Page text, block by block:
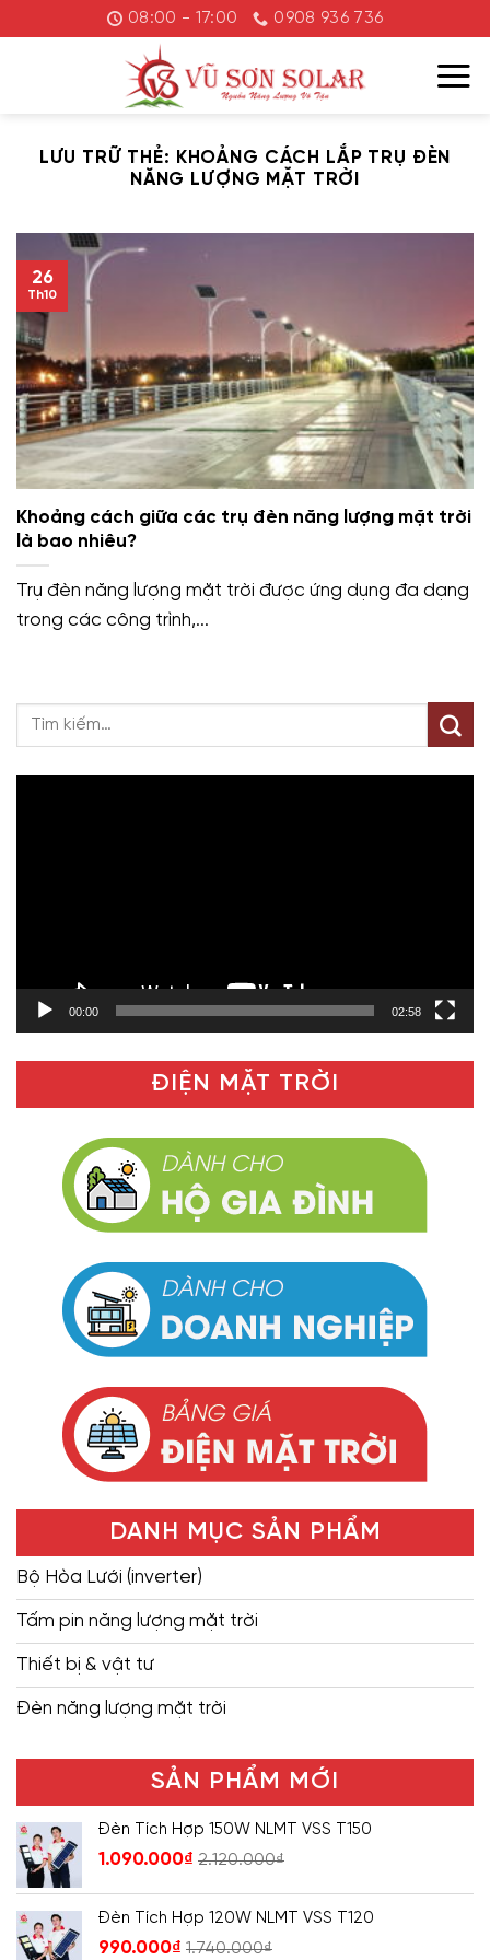
đến
08:00 - 17:00 0908 936 736
LƯU TRỮ THẺ: KHOẢNG CÁCH LẮP TRỤ ĐÈN
NĂNG LƯỢNG MẶT TRỜI
Khoảng cách giữa các trụ đèn năng lượng mặt trời
là bao nhiêu?
Trụ đèn năng lượng mặt trời được ứng dụng đa dạng
trong các công trình,...
26
Th10
00:00 02:58
ĐIỆN MẶT TRỜI
DANH MỤC SẢN PHẨM
Bộ Hòa Lưới (inverter)
Tấm pin năng lượng mặt trời
Thiết bị & vật tư
Đèn năng lượng mặt trời
SẢN PHẨM MỚI
Đèn Tích Hợp 150W NLMT VSS T150
1.090.000₫ 2.120.000₫
Đèn Tích Hợp 120W NLMT VSS T120
990.000₫ 1.740.000₫